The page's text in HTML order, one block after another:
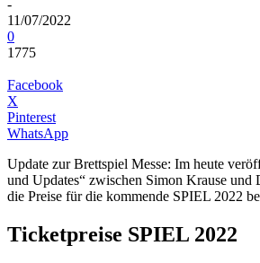
-
11/07/2022
0
1775
Facebook
X
Pinterest
WhatsApp
Update zur Brettspiel Messe: Im heute
und Updates“ zwischen Simon Krause und
die Preise für die kommende SPIEL 2022
Ticketpreise SPIEL 2022